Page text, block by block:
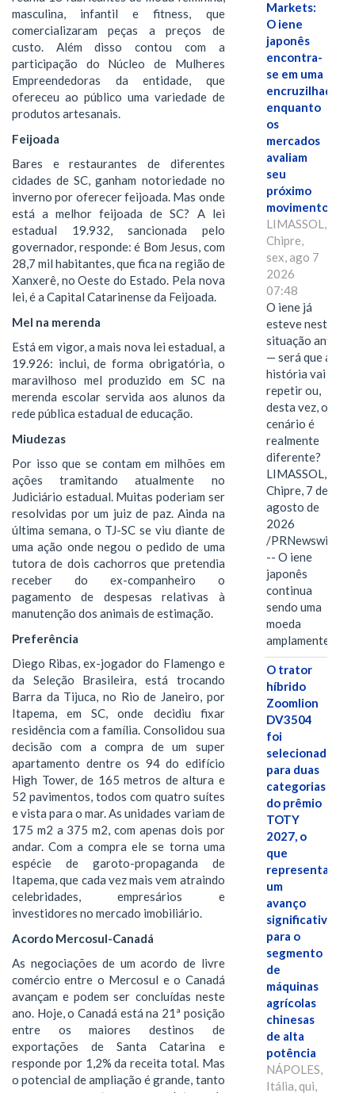
masculina, infantil e fitness, que
comercializaram peças a preços de
custo. Além disso contou com a
participação do Núcleo de Mulheres
Empreendedoras da entidade, que
ofereceu ao público uma variedade de
produtos artesanais.
Feijoada
Bares e restaurantes de diferentes
cidades de SC, ganham notoriedade no
inverno por oferecer feijoada. Mas onde
está a melhor feijoada de SC? A lei
estadual 19.932, sancionada pelo
governador, responde: é Bom Jesus, com
28,7 mil habitantes, que fica na região de
Xanxerê, no Oeste do Estado. Pela nova
lei, é a Capital Catarinense da Feijoada.
Mel na merenda
Está em vigor, a mais nova lei estadual, a
19.926: inclui, de forma obrigatória, o
maravilhoso mel produzido em SC na
merenda escolar servida aos alunos da
rede pública estadual de educação.
Miudezas
Por isso que se contam em milhões em
ações tramitando atualmente no
Judiciário estadual. Muitas poderiam ser
resolvidas por um juiz de paz. Ainda na
última semana, o TJ-SC se viu diante de
uma ação onde negou o pedido de uma
tutora de dois cachorros que pretendia
receber do ex-companheiro o
pagamento de despesas relativas à
manutenção dos animais de estimação.
Preferência
Diego Ribas, ex-jogador do Flamengo e
da Seleção Brasileira, está trocando
Barra da Tijuca, no Rio de Janeiro, por
Itapema, em SC, onde decidiu fixar
residência com a família. Consolidou sua
decisão com a compra de um super
apartamento dentre os 94 do edifício
High Tower, de 165 metros de altura e
52 pavimentos, todos com quatro suítes
e vista para o mar. As unidades variam de
175 m2 a 375 m2, com apenas dois por
andar. Com a compra ele se torna uma
espécie de garoto-propaganda de
Itapema, que cada vez mais vem atraindo
celebridades, empresários e
investidores no mercado imobiliário.
Acordo Mercosul-Canadá
As negociações de um acordo de livre
comércio entre o Mercosul e o Canadá
avançam e podem ser concluídas neste
ano. Hoje, o Canadá está na 21ª posição
entre os maiores destinos de
exportações de Santa Catarina e
responde por 1,2% da receita total. Mas
o potencial de ampliação é grande, tanto
Markets:
O iene
japonês
encontra-
se em uma
encruzilhada
enquanto
os
mercados
avaliam
seu
próximo
movimento.
LIMASSOL,
Chipre,
sex, ago 7
2026
07:48
O iene já
esteve nesta
situação antes
— será que a
história vai se
repetir ou,
desta vez, o
cenário é
realmente
diferente?
LIMASSOL,
Chipre, 7 de
agosto de
2026
/PRNewswire/
-- O iene
japonês
continua
sendo uma
moeda
amplamente…
O trator
híbrido
Zoomlion
DV3504
foi
selecionado
para duas
categorias
do prêmio
TOTY
2027, o
que
representa
um
avanço
significativo
para o
segmento
de
máquinas
agrícolas
chinesas
de alta
potência
NÁPOLES,
Itália, qui,